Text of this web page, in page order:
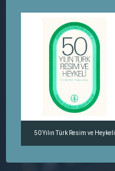
50 Yılın Türk Resim ve Heykeli